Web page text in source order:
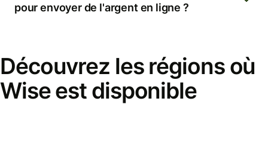
pour envoyer de l'argent en ligne ?
Découvrez les régions où
Wise est disponible